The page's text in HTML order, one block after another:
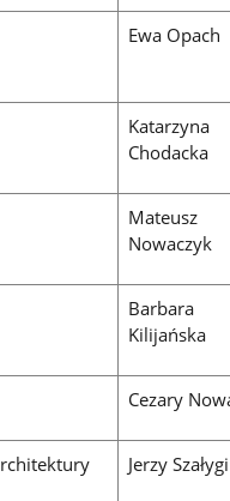
Ewa Opach
Katarzyna
Chodacka
Mateusz
Nowaczyk
Barbara
Kilijańska
Cezary
Jerzy